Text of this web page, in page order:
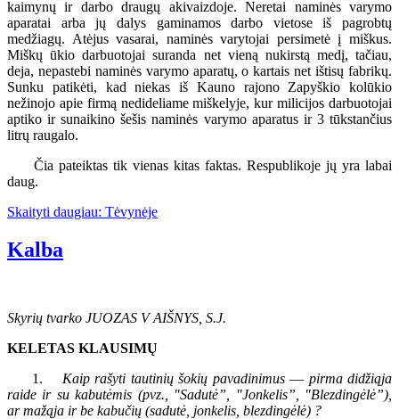
kaimynų ir darbo draugų akivaizdoje. Neretai naminės varymo
aparatai arba jų dalys gaminamos darbo vietose iš pagrobtų
medžiagų. Atėjus vasarai, naminės varytojai persimetė į miškus.
Miškų ūkio darbuotojai suranda net vieną nukirstą medį, tačiau,
deja, nepastebi naminės varymo aparatų, o kartais net ištisų fabrikų.
Sunku patikėti, kad niekas iš Kauno rajono Zapyškio kolūkio
nežinojo apie firmą nedideliame miškelyje, kur milicijos darbuotojai
aptiko ir sunaikino šešis naminės varymo aparatus ir 3 tūkstančius
litrų raugalo.
Čia pateiktas tik vienas kitas faktas. Respublikoje jų yra labai
daug.
Skaityti daugiau: Tėvynėje
Kalba
Skyrių tvarko JUOZAS V AIŠNYS, S.J.
KELETAS KLAUSIMŲ
1. Kaip rašyti tautinių šokių pavadinimus— pirma didžiąja
raide ir su kabutėmis (pvz., "Sadutė”, "Jonkelis”, "Blezdingėlė”),
ar mažąja ir be kabučių (sadutė, jonkelis, blezdingėlė) ?